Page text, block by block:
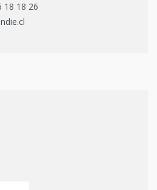
18 18 26